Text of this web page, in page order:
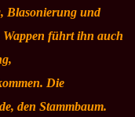
Blasonierung und
Wappen führt ihn auch
Die
den Stammbaum.